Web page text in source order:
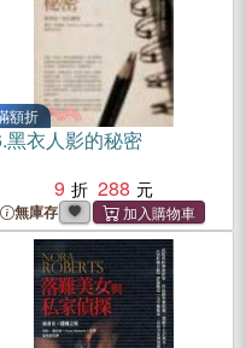
額折
黑衣人影的秘密
9
288
無庫存